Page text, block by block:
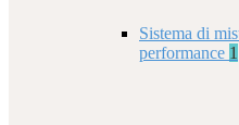
Sistema di
performance 1